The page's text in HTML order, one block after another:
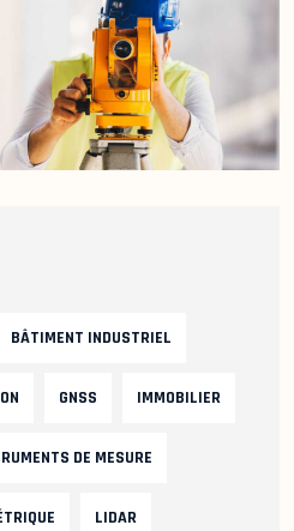
BÂTIMENT INDUSTRIEL
GNSS IMMOBILIER
DE MESURE
LIDAR